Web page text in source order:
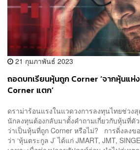
21 กุมภาพันธ์ 2023
ถอดบทเรียนหุ้นถูก Corner ‘จากหุ้นแห่
Corner แตก’
ดราม่าร้อนแรงในแวดวงการลงทุนไทยช่วง
นักลงทุนต้องกลับมาตั้งคำถามเกี่ยวกับหุ้นที่ตัว
ว่าเป็นหุ้นที่ถูก Corner หรือไม่? การดิ่งลงข
ว่า ‘หุ้นตระกูล J’ ได้แก่ JMART, JMT,